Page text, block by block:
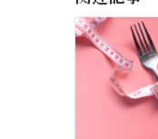
ー
シ